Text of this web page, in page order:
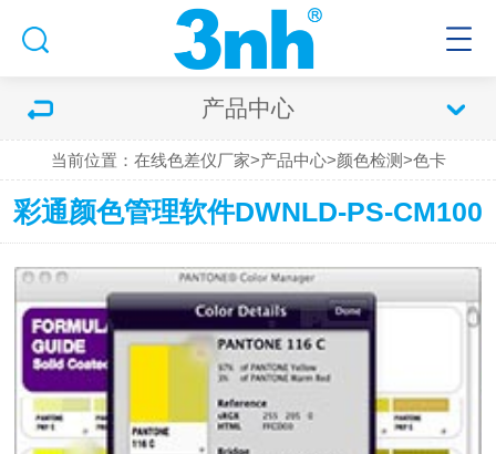
产品中心
当前位置： 在线色差仪厂家>产品中心>颜色检测>色卡
彩通颜色管理软件DWNLD-PS-CM100